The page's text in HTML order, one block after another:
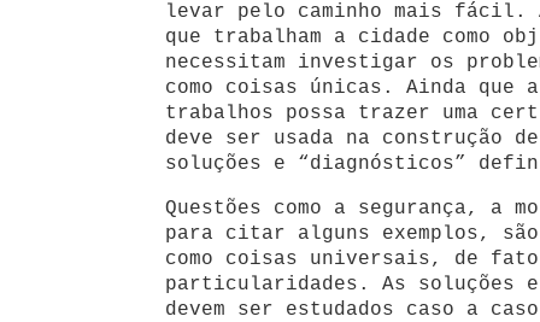
levar pelo caminho mais fácil.
que trabalham a cidade como
necessitam investigar os
como coisas únicas. Ainda que
trabalhos possa trazer uma
deve ser usada na construção
soluções e “diagnósticos”
Questões como a segurança, a
para citar alguns exemplos, são
como coisas universais, de fato
particularidades. As soluções e
devem ser estudados caso a